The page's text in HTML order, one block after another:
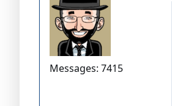
Messages: 7415